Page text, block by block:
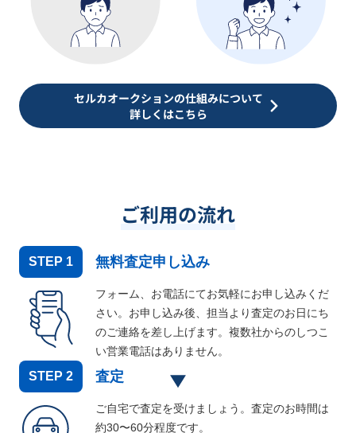
セルカオークションの仕組みについて
詳しくはこちら
ご利用の流れ
STEP 1 無料査定申し込み
フォーム、お電話にてお気軽にお申し込みくだ
さい。お申し込み後、担当より査定のお日にち
のご連絡を差し上げます。複数社からのしつこ
い営業電話はありません。
STEP 2 査定
ご自宅で査定を受けましょう。査定のお時間は
約30〜60分程度です。